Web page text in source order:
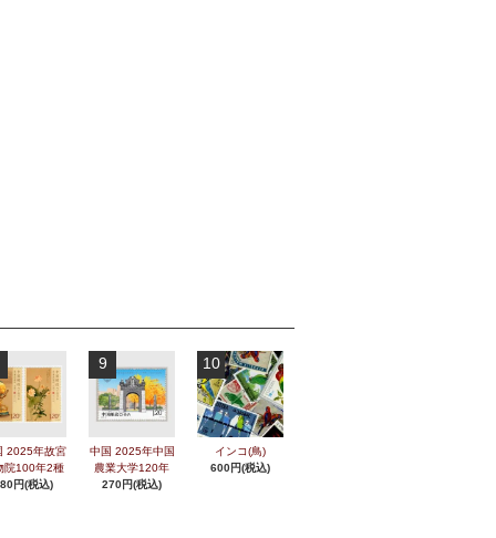
2025年故宮
院100年2種
円(税込)
9
中国 2025年中国
農業大学120年
270円(税込)
10
インコ(鳥)
600円(税込)